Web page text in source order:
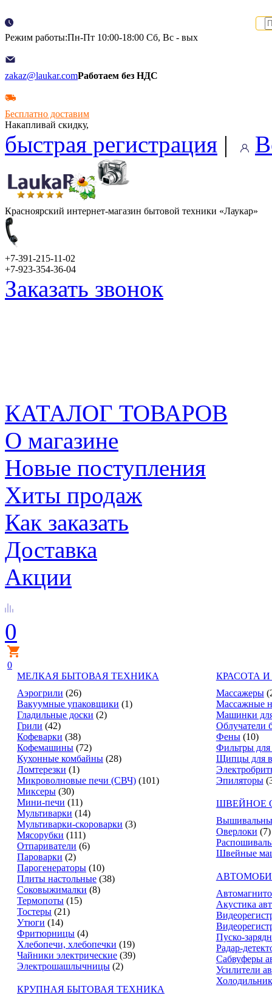
Режим работы:Пн-Пт 10:00-18:00 Сб, Вс - вых
zakaz@laukar.comРаботаем без НДС
Бесплатно доставим
Накапливай скидку,
быстрая регистрация |
Красноярский интернет-магазин бытовой техники «Лаукар»
+7-391-215-11-02
+7-923-354-36-04
Заказать звонок
КАТАЛОГ ТОВАРОВ
О магазине
Новые поступления
Хиты продаж
Как заказать
Доставка
Акции
0
0
МЕЛКАЯ БЫТОВАЯ ТЕХНИКА
Аэрогрили (26)
Вакуумные упаковщики (1)
Гладильные доски (2)
Грили (42)
Кофеварки (38)
Кофемашины (72)
Кухонные комбайны (28)
Ломтерезки (1)
Микроволновые печи (СВЧ) (101)
Миксеры (30)
Мини-печи (11)
Мультиварки (14)
Мультиварки-скороварки (3)
Мясорубки (111)
Отпариватели (6)
Пароварки (2)
Парогенераторы (10)
Плиты настольные (38)
Соковыжималки (8)
Термопоты (15)
Тостеры (21)
Утюги (14)
Фритюрницы (4)
Хлебопечи, хлебопечки (19)
Чайники электрические (39)
Электрошашлычницы (2)
КРУПНАЯ БЫТОВАЯ ТЕХНИКА
КРАСОТА И
Массажеры
Массажные
Машинки
Облучатели
Фены (10)
Фильтры
Щипцы для
Эпиляторы
ШВЕЙНОЕ
Оверлоки (7)
Швейные
Акустика
Пуско-
Радар-
Сабвуферы
Усилители